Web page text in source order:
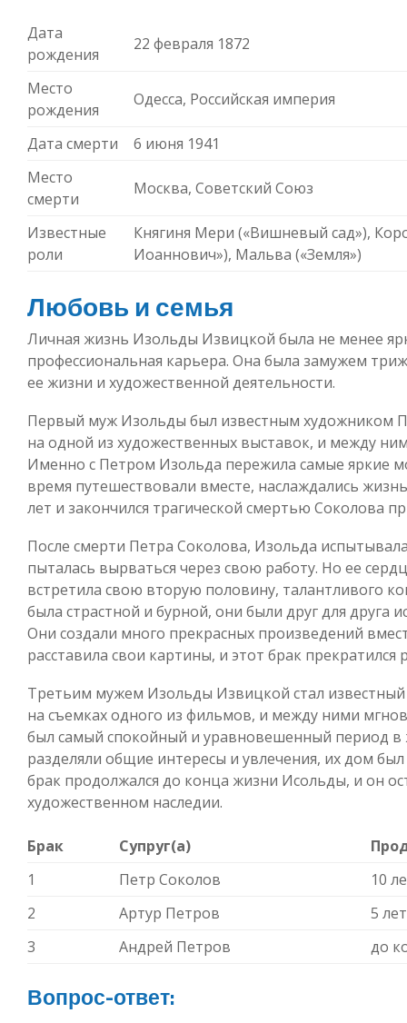
Дата
рождения
22 февраля 1872
Место
рождения
Одесса, Российская империя
Дата смерти
6 июня 1941
Место
смерти
Москва, Советский Союз
Известные
роли
Княгиня Мери («Вишневый сад»),
Иоаннович»), Мальва («Земля»)
Любовь и семья
Личная жизнь Изольды Извицкой была не менее
профессиональная карьера. Она была замужем
ее жизни и художественной деятельности.
Первый муж Изольды был известным художником
на одной из художественных выставок, и между
Именно с Петром Изольда пережила самые яркие
время путешествовали вместе, наслаждались
лет и закончился трагической смертью Соколова
После смерти Петра Соколова, Изольда
пыталась вырваться через свою работу. Но ее
встретила свою вторую половину, талантливого
была страстной и бурной, они были друг для друга
Они создали много прекрасных произведений
расставила свои картины, и этот брак прекратился
Третьим мужем Изольды Извицкой стал
на съемках одного из фильмов, и между ними
был самый спокойный и уравновешенный период
разделяли общие интересы и увлечения, их дом
брак продолжался до конца жизни Исольды, и он
художественном наследии.
Брак Супруг(а)
1
Петр Соколов
10
2
Артур Петров
5 лет
3
Андрей Петров до
Вопрос-ответ: